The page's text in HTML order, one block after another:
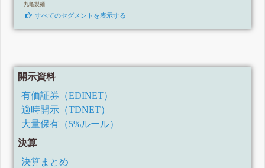
丸亀製麺
すべてのセグメントを表示する
開示資料
有価証券（EDINET）
適時開示（TDNET）
大量保有（5%ルール）
決算
決算まとめ